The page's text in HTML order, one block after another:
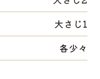
大さじ1
各少々